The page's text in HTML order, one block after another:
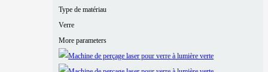
Type de matériau
Verre
More parameters